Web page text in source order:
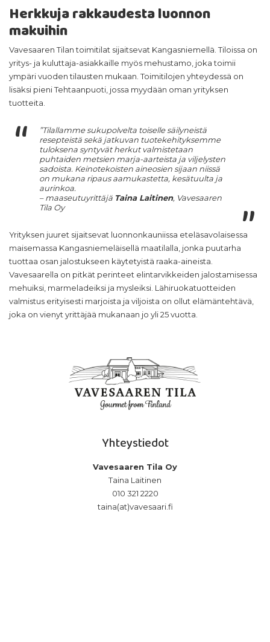
Herkkuja rakkaudesta luonnon
makuihin
Vavesaaren Tilan toimitilat sijaitsevat Kangasniemellä. Tiloissa on
yritys- ja kuluttaja-asiakkaille myös mehustamo, joka toimii
ympäri vuoden tilausten mukaan. Toimitilojen yhteydessä on
lisäksi pieni Tehtaanpuoti, jossa myydään oman yrityksen
tuotteita.
”Tilallamme sukupolvelta toiselle säilyneistä
resepteistä sekä jatkuvan tuotekehityksemme
tuloksena syntyvät herkut valmistetaan
puhtaiden metsien marja-aarteista ja viljelysten
sadoista. Keinotekoisten aineosien sijaan niissä
on mukana ripaus aamukastetta, kesätuulta ja
aurinkoa.
– maaseutuyrittäjä Taina Laitinen, Vavesaaren
Tila Oy
Yrityksen juuret sijaitsevat luonnonkauniissa eteläsavolaisessa
maisemassa Kangasniemeläisellä maatilalla, jonka puutarha
tuottaa osan jalostukseen käytetyistä raaka-aineista.
Vavesaarella on pitkät perinteet elintarvikkeiden jalostamisessa
mehuiksi, marmeladeiksi ja mysleiksi. Lähiruokatuotteiden
valmistus erityisesti marjoista ja viljoista on ollut elämäntehtävä,
joka on vienyt yrittäjää mukanaan jo yli 25 vuotta.
Yhteystiedot
Vavesaaren Tila Oy
Taina Laitinen
010 321 2220
taina(at)vavesaari.fi